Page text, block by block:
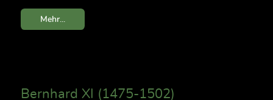
Mehr...
Bernhard XI (1475-1502)